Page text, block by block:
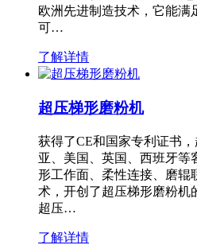
欧洲先进制造技术，它能满
可…
了解详情
超压梯形磨粉机
获得了CE和国家专利证书
亚、美国、英国、西班牙等
形工作面、柔性连接、磨辊
术，开创了超压梯形磨粉机
超压…
了解详情